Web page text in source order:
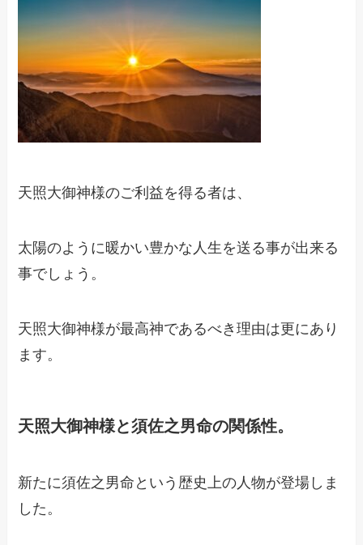
天照大御神様のご利益を得る者は、
太陽のように暖かい豊かな人生を送る事が出来る
事でしょう。
天照大御神様が最高神であるべき理由は更にあり
ます。
天照大御神様と須佐之男命の関係性。
新たに須佐之男命という歴史上の人物が登場しま
した。